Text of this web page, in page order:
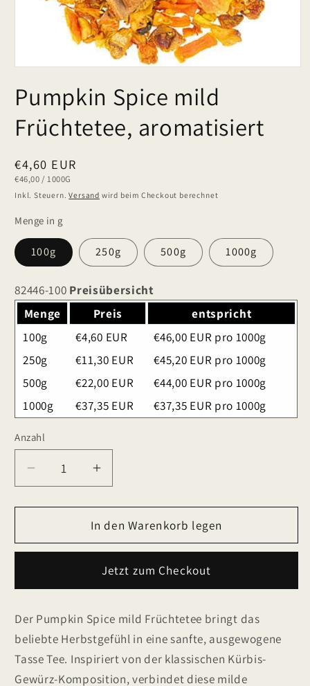
Pumpkin Spice mild
Früchtetee, aromatisiert
Normaler
Preis
€4,60 EUR
GRUNDPREIS
€46,00 / PRO
1000G
Inkl. Steuern.Versand wird beim Checkout berechnet
Menge in g
100g 250g 500g 1000g
82446-100 Preisübersicht
Menge
Preis
entspricht
100g
€4,60 EUR
€46,00 EUR pro 1000g
250g
€11,30 EUR
€45,20 EUR pro 1000g
500g
€22,00 EUR
€44,00 EUR pro 1000g
1000g
€37,35 EUR €37,35 EUR pro 1000g
Anzahl
Verringere
die
Menge
Pumpkin
Früchtetee,
Erhöhe
die
Menge
für
Pumpkin
mild
Früchtetee,
In den Warenkorb legen
Jetzt zum Checkout
Der Pumpkin Spice mild Früchtetee bringt das
beliebte Herbstgefühl in eine sanfte, ausgewogene
Tasse Tee. Inspiriert von der klassischen Kürbis-
Gewürz-Komposition, verbindet diese milde